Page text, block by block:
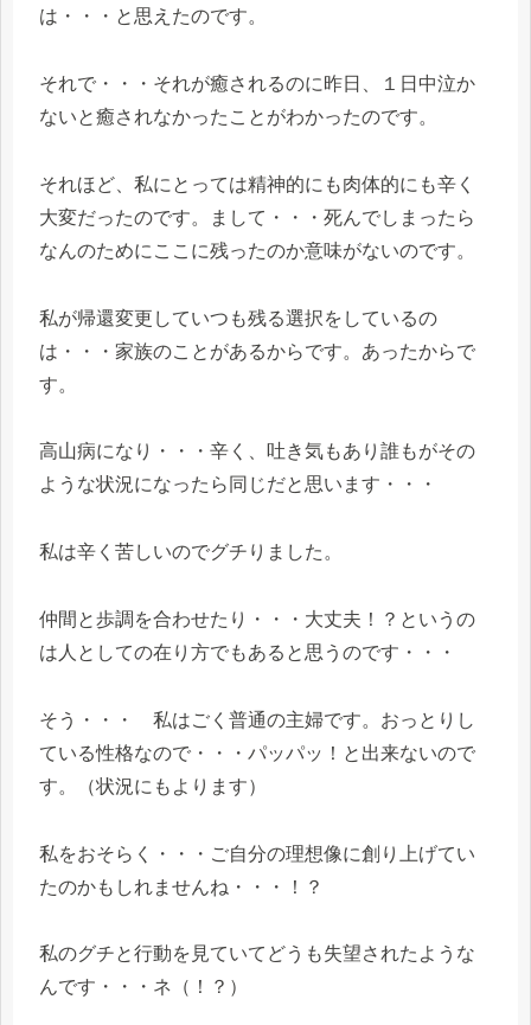
は・・・と思えたのです。
それで・・・それが癒されるのに昨日、１日中泣か
ないと癒されなかったことがわかったのです。
それほど、私にとっては精神的にも肉体的にも辛く
大変だったのです。まして・・・死んでしまったら
なんのためにここに残ったのか意味がないのです。
私が帰還変更していつも残る選択をしているの
は・・・家族のことがあるからです。あったからで
す。
高山病になり・・・辛く、吐き気もあり誰もがその
ような状況になったら同じだと思います・・・
私は辛く苦しいのでグチりました。
仲間と歩調を合わせたり・・・大丈夫！？というの
は人としての在り方でもあると思うのです・・・
そう・・・ 私はごく普通の主婦です。おっとりし
ている性格なので・・・パッパッ！と出来ないので
す。（状況にもよります）
私をおそらく・・・ご自分の理想像に創り上げてい
たのかもしれませんね・・・！？
私のグチと行動を見ていてどうも失望されたような
んです・・・ネ（！？）